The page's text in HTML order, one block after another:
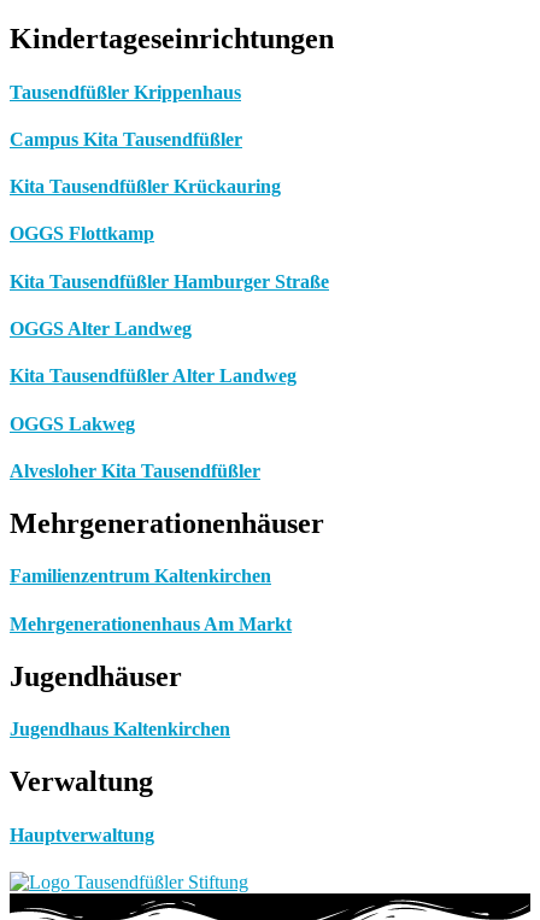
Kindertageseinrichtungen
Tausendfüßler Krippenhaus
Campus Kita Tausendfüßler
Kita Tausendfüßler Krückauring
OGGS Flottkamp
Kita Tausendfüßler Hamburger Straße
OGGS Alter Landweg
Kita Tausendfüßler Alter Landweg
OGGS Lakweg
Alvesloher Kita Tausendfüßler
Mehrgenerationenhäuser
Familienzentrum Kaltenkirchen
Mehrgenerationenhaus Am Markt
Jugendhäuser
Jugendhaus Kaltenkirchen
Verwaltung
Hauptverwaltung